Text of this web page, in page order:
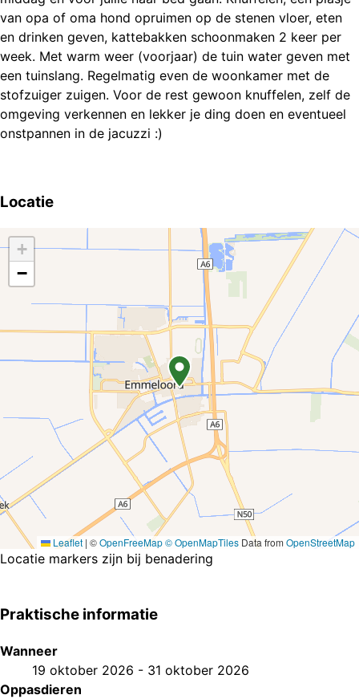
van opa of oma hond opruimen op de stenen vloer, eten
en drinken geven, kattebakken schoonmaken 2 keer per
week. Met warm weer (voorjaar) de tuin water geven met
een tuinslang. Regelmatig even de woonkamer met de
stofzuiger zuigen. Voor de rest gewoon knuffelen, zelf de
omgeving verkennen en lekker je ding doen en eventueel
onstpannen in de jacuzzi :)
Locatie
+
−
Leaflet | ©OpenFreeMap© OpenMapTiles Data from OpenStreetMap
Locatie markers zijn bij benadering
Praktische informatie
Wanneer
19 oktober 2026 - 31 oktober 2026
Oppasdieren